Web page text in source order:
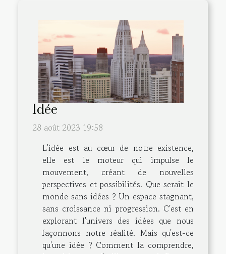
Idée
28 août 2023 19:58
L'idée est au cœur de notre existence,
elle est le moteur qui impulse le
mouvement, créant de nouvelles
perspectives et possibilités. Que serait le
monde sans idées ? Un espace stagnant,
sans croissance ni progression. C'est en
explorant l'univers des idées que nous
façonnons notre réalité. Mais qu'est-ce
qu'une idée ? Comment la comprendre,